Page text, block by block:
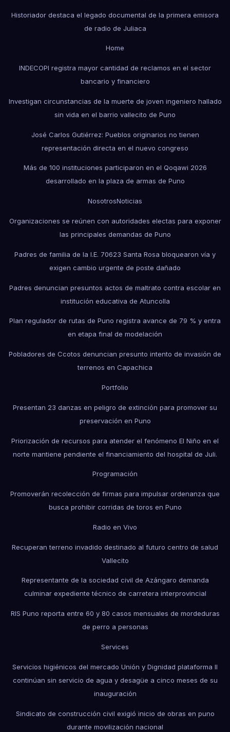
Historiador destaca el legado documental de la primera emisora
de radio de Juliaca
Home
INDECOPI registra mayor cantidad de reclamos en el sector
bancario y financiero
Investigan circunstancias de la muerte de joven ingeniero hallado
sin vida en el barrio vallecito de Puno
José Carlos Gutiérrez: Pueblos originarios no tienen
representación directa en el nuevo congreso
Más de 100 instituciones participaron en el Qoqawi 2026
desarrollado en la plaza de armas de Puno
NosotrosNoticias
Organizaciones se reúnen con autoridades electas para exponer
las principales demandas de Puno
Padres de familia de la I.E. 70623 Santa Rosa bloquearon vía y
exigen cambio urgente de poste dañado
Padres denuncian presuntos actos de maltrato contra escolar en
institución educativa de Atuncolla
Plan regulador de rutas de Puno registra avance de 79 % y entra
en etapa final de modelación
Pobladores de Ccotos denuncian presunto intento de invasión de
terrenos en Capachica
Portfolio
Presentan 23 danzas en peligro de extinción para promover su
preservación en Puno
Priorización de recursos para atender el fenómeno El Niño en el
norte mantiene pendiente el financiamiento del hospital de Juli.
Programación
Promoverán recolección de firmas para impulsar ordenanza que
busca prohibir corridas de toros en Puno
Radio en Vivo
Recuperan terreno invadido destinado al futuro centro de salud
Vallecito
Representante de la sociedad civil de Azángaro demanda
culminar expediente técnico de carretera interprovincial
RIS Puno reporta entre 60 y 80 casos mensuales de mordeduras
de perro a personas
Services
Servicios higiénicos del mercado Unión y Dignidad plataforma II
continúan sin servicio de agua y desagüe a cinco meses de su
inauguración
Sindicato de construcción civil exigió inicio de obras en puno
durante movilización nacional